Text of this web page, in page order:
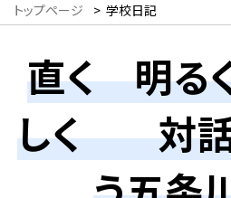
トップページ > 学校日記
直く 明る
しく 対話